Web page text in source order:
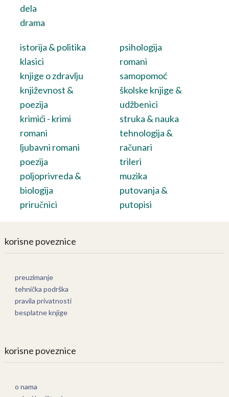
dela
drama
istorija & politika
klasici
knjige o zdravlju
književnost &
poezija
krimići - krimi
romani
ljubavni romani
poezija
poljoprivreda &
biologija
priručnici
psihologija
romani
samopomoć
školske knjige &
udžbenici
struka & nauka
tehnologija &
računari
trileri
muzika
putovanja &
putopisi
korisne poveznice
preuzimanje
tehnička podrška
pravila privatnosti
besplatne knjige
korisne poveznice
o nama